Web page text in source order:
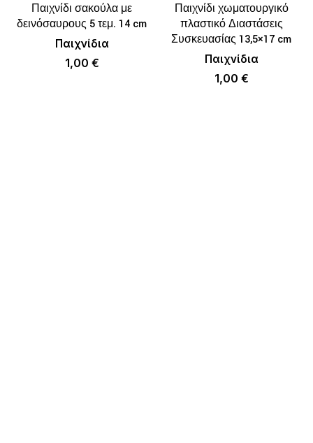
Παιχνίδι σακούλα με
δεινόσαυρους 5 τεμ. 14 cm
Παιχνίδια
1,00 €
Παιχνίδι χωματουργικό
πλαστικό Διαστάσεις
Συσκευασίας 13,5×17 cm
Παιχνίδια
1,00 €